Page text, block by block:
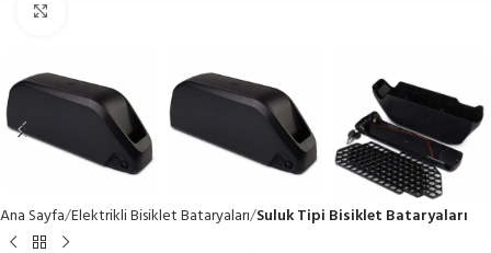
Ana Sayfa Elektrikli Bisiklet Bataryaları Suluk Tipi Bisiklet Bataryaları